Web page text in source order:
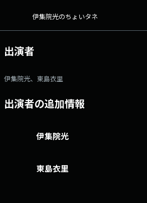
伊集院光のちょいタネ
出演者
伊集院光、東島衣里
出演者の追加情報
伊集院光
東島衣里